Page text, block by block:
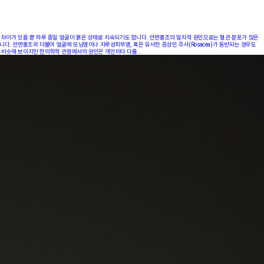
가 있을 뿐 하루 종일 얼굴이 붉은 상태로 지속되기도 합니다. 안면홍조의 일차적 원인으로는 혈관 분포가 많은
. 안면홍조와 더불어 얼굴에 모낭염이나 지루성피부염, 혹은 유사한 증상인 주사(Rosacea)가 동반되는 경우도
해 보이지만 한의학적 관점에서의 원인은 개인마다 다를 ..